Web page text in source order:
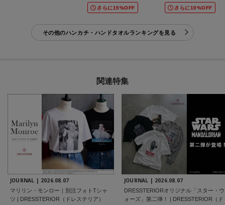
さらに15%OFF さらに10%OFF
その他のハンカチ・ハンドタオルランキングを見る
関連特集
JOURNAL | 2026.08.07
マリリン・モンロー｜別注フォトTシャ
ツ | DRESSTERIOR（ドレステリア）
JOURNAL | 2026.08.07
DRESSTERIORオリジナル「スター・ウ
ォーズ」第二弾！ | DRESSTERIOR（ド